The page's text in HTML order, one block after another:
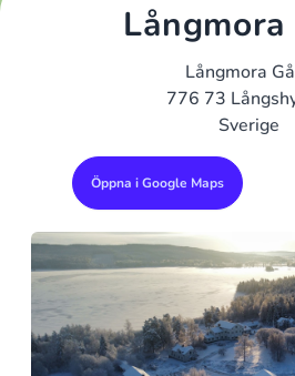
Långmora
Långmora
776 73
Sverige
Öppna i Google Maps
Alla Gym I Sverige